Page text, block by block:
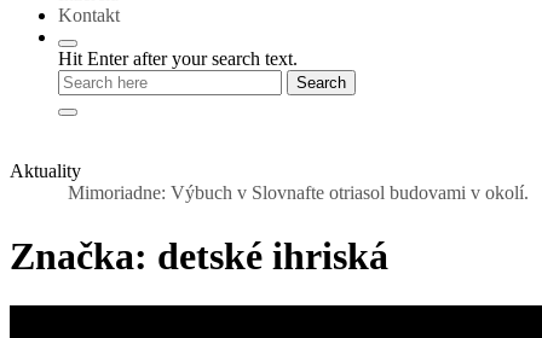
Kontakt
Hit Enter after your search text.
Aktuality
Mimoriadne: Výbuch v Slovnafte otriasol budovami v okolí. Nad
Značka: detské ihriská